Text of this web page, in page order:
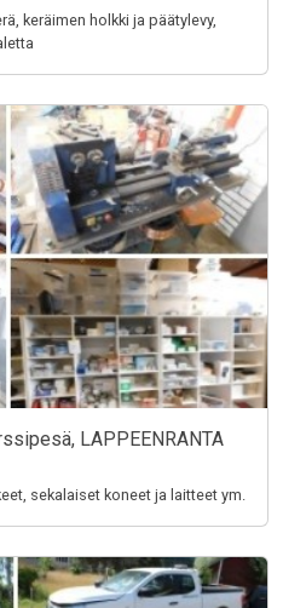
keräimen holkki ja päätylevy,
LAPPEENRANTA
sekalaiset koneet ja laitteet ym.